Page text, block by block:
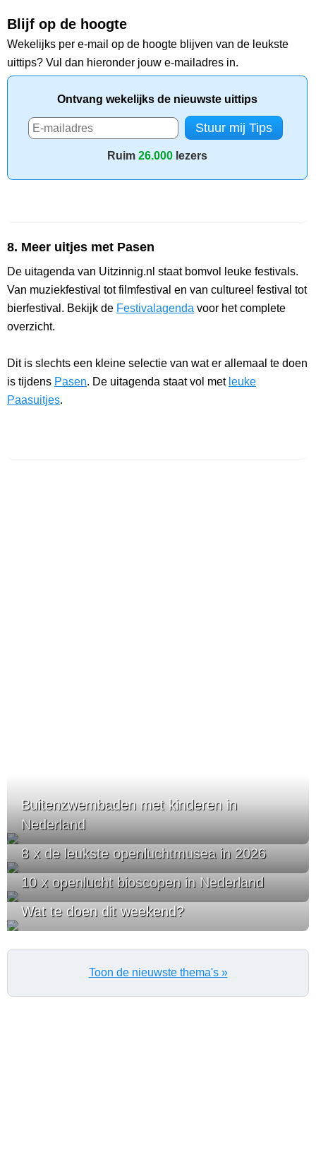
Blijf op de hoogte
Wekelijks per e-mail op de hoogte blijven van de leukste
uittips? Vul dan hieronder jouw e-mailadres in.
Ontvang wekelijks de nieuwste uittips
Ruim 26.000 lezers
8. Meer uitjes met Pasen
De uitagenda van Uitzinnig.nl staat bomvol leuke festivals.
Van muziekfestival tot filmfestival en van cultureel festival tot
bierfestival. Bekijk de Festivalagenda voor het complete
overzicht.
Dit is slechts een kleine selectie van wat er allemaal te doen
is tijdens Pasen. De uitagenda staat vol met leuke
Paasuitjes.
Buitenzwembaden met kinderen in
Nederland
8 x de leukste openluchtmusea in 2026
10 x openlucht bioscopen in Nederland
Wat te doen dit weekend?
Toon de nieuwste thema's »